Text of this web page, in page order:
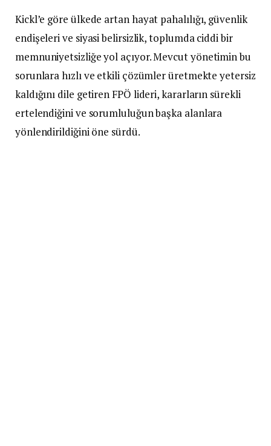
Kickl’e göre ülkede artan hayat pahalılığı, güvenlik
endişeleri ve siyasi belirsizlik, toplumda ciddi bir
memnuniyetsizliğe yol açıyor. Mevcut yönetimin bu
sorunlara hızlı ve etkili çözümler üretmekte yetersiz
kaldığını dile getiren FPÖ lideri, kararların sürekli
ertelendiğini ve sorumluluğun başka alanlara
yönlendirildiğini öne sürdü.